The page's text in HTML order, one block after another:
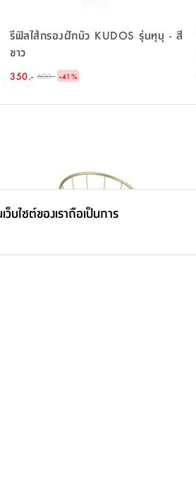
รีฟิลไส้กรองฝักบัว KUDOS รุ่นทุบุ - สี
ขาว
350.- 600.- -41 %
ไซต์ของเราถือเป็นการ